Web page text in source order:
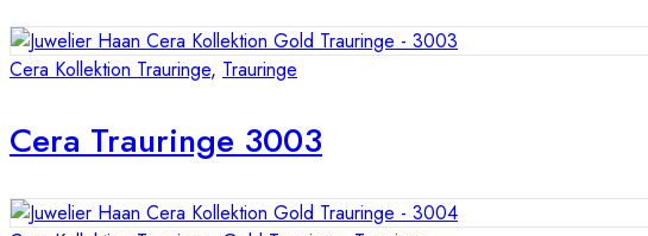
Cera Kollektion Trauringe, Trauringe
Cera Trauringe 3003